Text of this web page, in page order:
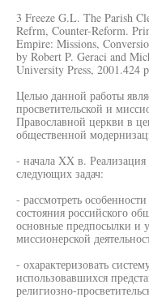
3 Freeze G.L. The Parish
Refrm, Counter-Reform.
Empire: Missions,
by Robert P. Geraci and
University Press, 2001.424
Целью данной работы
просветительской и
Православной церкви в
общественной
- начала XX в.
следующих задач:
- рассмотреть
состояния российского
основные предпосылки и
миссионерской
- охарактеризовать
использовавшихся
религиозно-